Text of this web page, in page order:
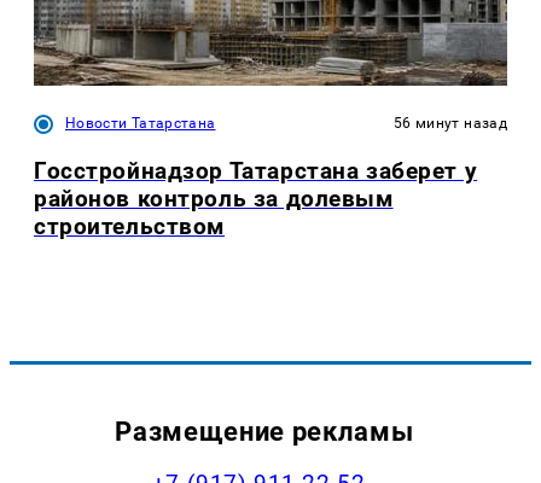
Новости Татарстана 56 минут назад
Госстройнадзор Татарстана заберет у
районов контроль за долевым
строительством
Размещение рекламы